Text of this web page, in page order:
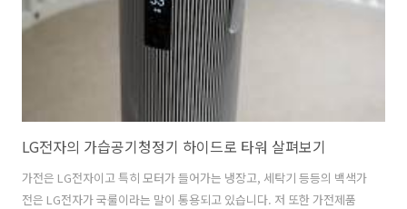
55회째입니다..
LG전자의 가습공기청정기 하이드로 타워 살펴보기
가전은 LG전자이고 특히 모터가 들어가는 냉장고, 세탁기 등등의 백색가
전은 LG전자가 국룰이라는 말이 통용되고 있습니다. 저 또한 가전제품